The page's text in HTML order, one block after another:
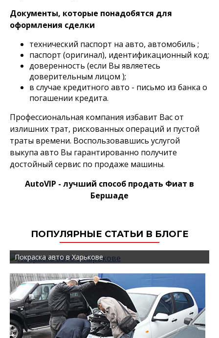
Документы, которые понадобятся для
оформления сделки
технический паспорт на авто, автомобиль ;
паспорт (оригинал), идентификационный код;
доверенность (если Вы являетесь
доверительным лицом );
в случае кредитного авто - письмо из банка о
погашении кредита.
Профессиональная компания избавит Вас от
излишних трат, рискованных операций и пустой
траты времени. Воспользовавшись услугой
выкупа авто Вы гарантированно получите
достойный сервис по продаже машины.
AutoVIP - лучший способ продать Фиат в
Бершаде
ПОПУЛЯРНЫЕ СТАТЬИ В БЛОГЕ
Покраска авто в Харькове